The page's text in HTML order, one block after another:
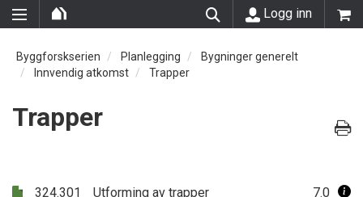
Logg inn
Byggforskserien Planlegging
Bygninger generelt
Innvendig atkomst
Trapper
Trapper
324.301 Utforming av trapper 7.0